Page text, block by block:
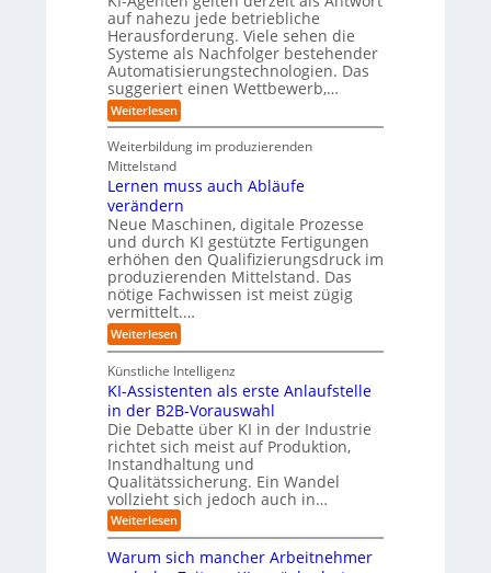
r
s
t
e
l
l
e
r
i
n
d
e
r
I
n
d
s
r
i
e
e
r
m
ö
g
l
i
c
h
e
n
k
o
,
w
a
c
h
s
n
e
R
a
n
s
o
m
w
a
r
e
-
G
e
f
a
h
r
d
u
s
t
r
i
e
r
o
b
e
r
w
i
l
l
i
n
g
f
ü
r
t
o
r
t
e
auf nahezu jede betriebliche
Herausforderung. Viele sehen die
Systeme als Nachfolger bestehender
Automatisierungstechnologien. Das
suggeriert einen Wettbewerb,…
Weiterlesen:
E
n
h
r
l
i
c
h
e
r
(
u
n
d
u
n
b
e
q
u
e
m
e
r
)
B
l
i
Weiterbildung im produzierenden
Mittelstand
Lernen muss auch Abläufe
verändern
Neue Maschinen, digitale Prozesse
und durch KI gestützte Fertigungen
erhöhen den Qualifizierungsdruck im
produzierenden Mittelstand. Das
nötige Fachwissen ist meist zügig
vermittelt.…
Weiterlesen:
L
r
n
e
n
m
u
s
s
a
u
c
A
Künstliche Intelligenz
KI-Assistenten als erste Anlaufstelle
in der B2B-Vorauswahl
Die Debatte über KI in der Industrie
richtet sich meist auf Produktion,
Instandhaltung und
Qualitätssicherung. Ein Wandel
vollzieht sich jedoch auch in…
Weiterlesen:
K
-
Warum sich mancher Arbeitnehmer